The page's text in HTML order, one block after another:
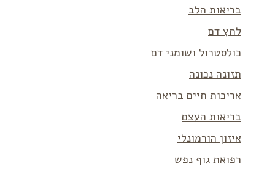
בריאות הלב
לחץ דם
כולסטרול ושומני דם
תזונה נכונה
אריכות חיים בריאה
בריאות העצם
איזון הורמונלי
רפואת גוף נפש